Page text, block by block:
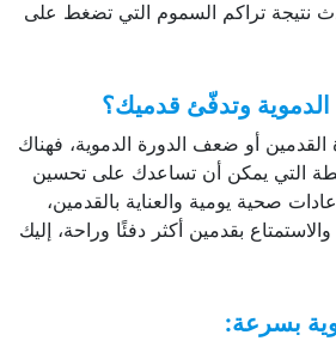
نتيجة تراكم السموم التي تضغط على
وتدفّئ قدميك؟
أو ضعف الدورة الدموية، فهناك
التي يمكن أن تساعدك على تحسين
صحية يومية والعناية بالقدمين،
بقدمين أكثر دفئًا وراحة، إليك
بسرعة: